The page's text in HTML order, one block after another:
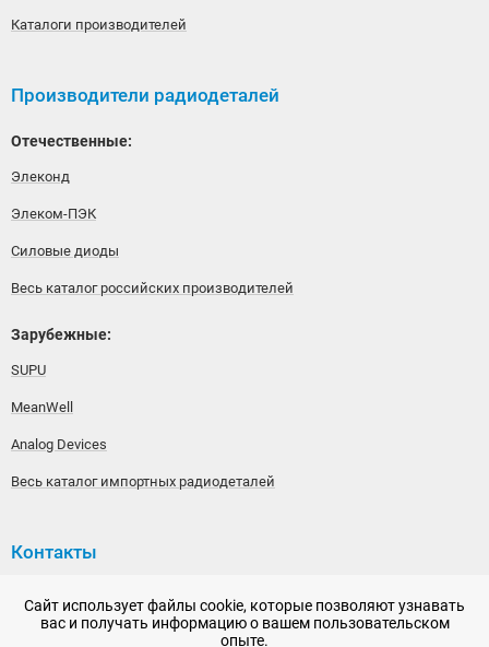
Каталоги производителей
Производители радиодеталей
Отечественные:
Элеконд
Элеком-ПЭК
Силовые диоды
Весь каталог российских производителей
Зарубежные:
SUPU
MeanWell
Analog Devices
Весь каталог импортных радиодеталей
Контакты
192148, г. Санкт-Петербург, Железнодорожный проспект,
дом 36
Сайт использует файлы cookie, которые позволяют узнавать
вас и получать информацию о вашем пользовательском
опыте.